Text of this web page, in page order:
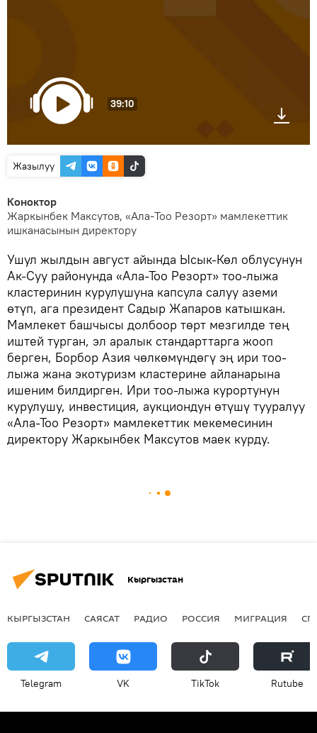
39:10
Жазылуу
Коноктор
Жаркынбек Максутов, «Ала-Тоо Резорт» мамлекеттик
ишканасынын директору
Ушул жылдын август айында Ысык-Көл облусунун
Ак-Суу районунда «Ала-Тоо Резорт» тоо-лыжа
кластеринин курулушуна капсула салуу аземи
өтүп, ага президент Садыр Жапаров катышкан.
Мамлекет башчысы долбоор төрт мезгилде тең
иштей турган, эл аралык стандарттарга жооп
берген, Борбор Азия чөлкөмүндөгү эң ири тоо-
лыжа жана экотуризм кластерине айланарына
ишеним билдирген. Ири тоо-лыжа курортунун
курулушу, инвестиция, аукциондун өтүшү тууралуу
«Ала-Тоо Резорт» мамлекеттик мекемесинин
директору Жаркынбек Максутов маек курду.
Кыргызстан
КЫРГЫЗСТАН САЯСАТ РАДИО РОССИЯ МИГРАЦИЯ
Telegram VK ТikТоk Rutube